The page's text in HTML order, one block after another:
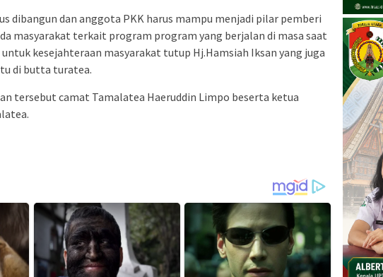
dibangun dan anggota PKK harus mampu menjadi pilar pemberi
masyarakat terkait program program yang berjalan di masa saat
kesejahteraan masyarakat tutup Hj.Hamsiah Iksan yang juga
di butta turatea.
tersebut camat Tamalatea Haeruddin Limpo beserta ketua